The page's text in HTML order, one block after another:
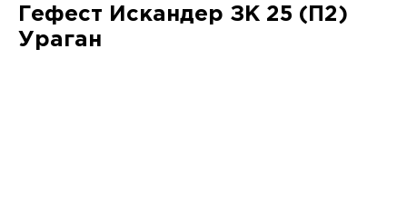
Гефест Искандер ЗК 25 (П2)
Ураган